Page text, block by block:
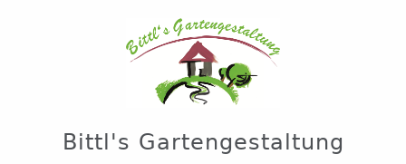
Bittl's Gartengestaltung